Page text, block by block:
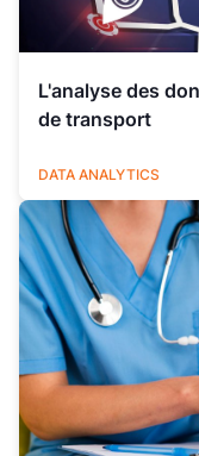
L'analyse des
de transport
LOGISTIQUE
DATA ANALYTICS